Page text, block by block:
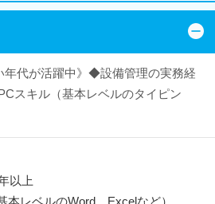
年代が活躍中》◆設備管理の実務経
スキル（基本レベルのタイピン
以上
レベルのWord、Excelなど）